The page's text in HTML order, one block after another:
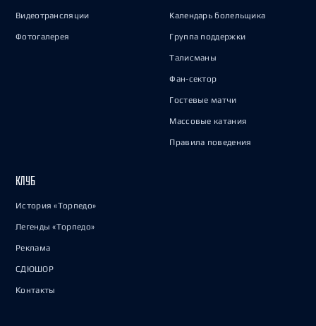
Видеотрансляции
Фотогалерея
Календарь болельщика
Группа поддержки
Талисманы
Фан-сектор
Гостевые матчи
Массовые катания
Правила поведения
КЛУБ
История «Торпедо»
Легенды «Торпедо»
Реклама
СДЮШОР
Контакты